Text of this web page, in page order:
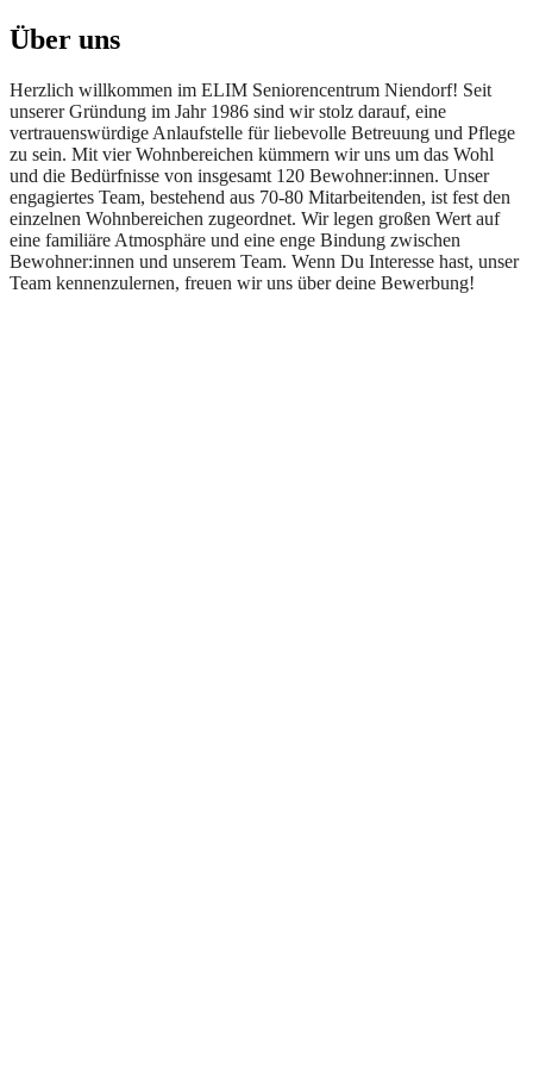
Über uns
Herzlich willkommen im ELIM Seniorencentrum Niendorf! Seit
unserer Gründung im Jahr 1986 sind wir stolz darauf, eine
vertrauenswürdige Anlaufstelle für liebevolle Betreuung und Pflege
zu sein. Mit vier Wohnbereichen kümmern wir uns um das Wohl
und die Bedürfnisse von insgesamt 120 Bewohner:innen. Unser
engagiertes Team, bestehend aus 70-80 Mitarbeitenden, ist fest den
einzelnen Wohnbereichen zugeordnet. Wir legen großen Wert auf
eine familiäre Atmosphäre und eine enge Bindung zwischen
Bewohner:innen und unserem Team. Wenn Du Interesse hast, unser
Team kennenzulernen, freuen wir uns über deine Bewerbung!